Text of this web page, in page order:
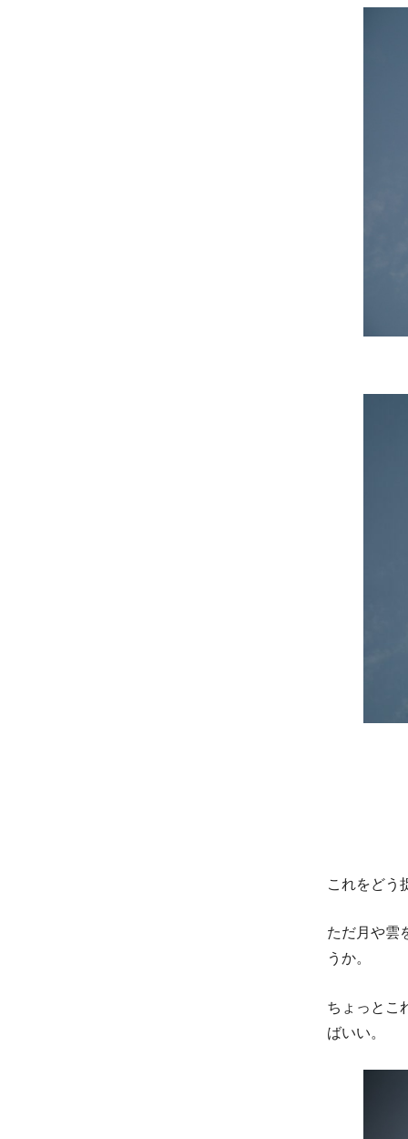
これをどう
ただ月や雲
うか。
ちょっとこ
ばいい。